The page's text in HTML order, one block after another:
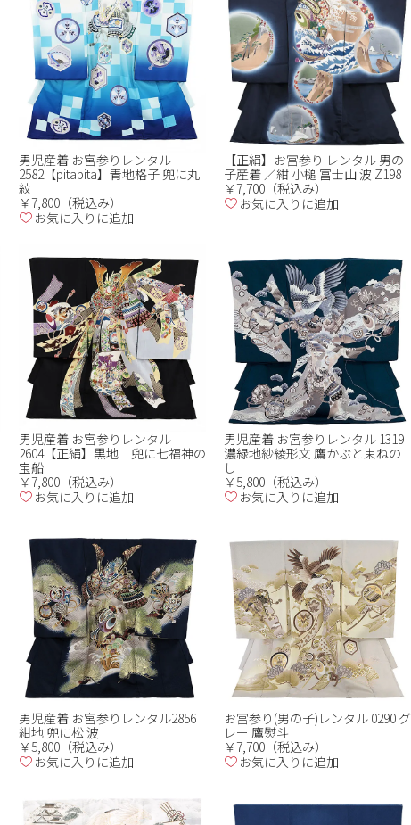
男児産着 お宮参りレンタル
2582【pitapita】青地格子 兜に丸
紋
￥7,800（税込み）
お気に入りに追加
【正絹】お宮参り レンタル 男の
子産着 ／紺 小槌 富士山 波 Z198
￥7,700（税込み）
お気に入りに追加
男児産着 お宮参りレンタル
2604【正絹】黒地 兜に七福神の
宝船
￥7,800（税込み）
お気に入りに追加
男児産着 お宮参りレンタル 1319
濃緑地紗綾形文 鷹かぶと束ねの
し
￥5,800（税込み）
お気に入りに追加
男児産着 お宮参りレンタル2856
紺地 兜に松 波
￥5,800（税込み）
お気に入りに追加
お宮参り(男の子)レンタル 0290 グ
レー 鷹熨斗
￥7,700（税込み）
お気に入りに追加